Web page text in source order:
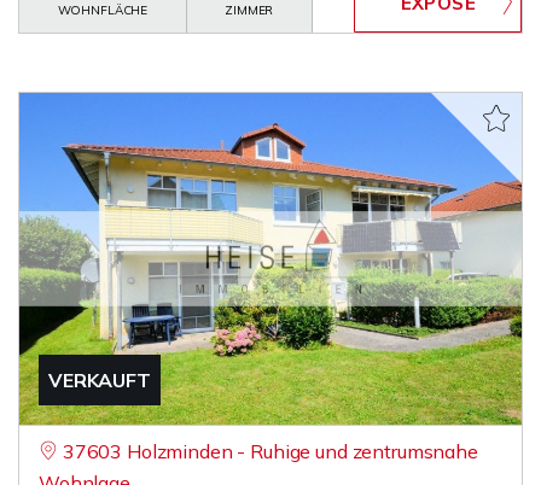
WOHNFLÄCHE
ZIMMER
VERKAUFT
37603 Holzminden - Ruhige und zentrumsnahe